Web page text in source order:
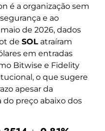
é a organização sem
e ao
de 2026, dados
de SOL atraíram
em entradas
Bitwise e Fidelity
o que sugere
apesar da
preço abaixo dos